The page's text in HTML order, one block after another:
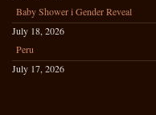
Baby Shower i Gender Reveal
July 18, 2026
Peru
July 17, 2026